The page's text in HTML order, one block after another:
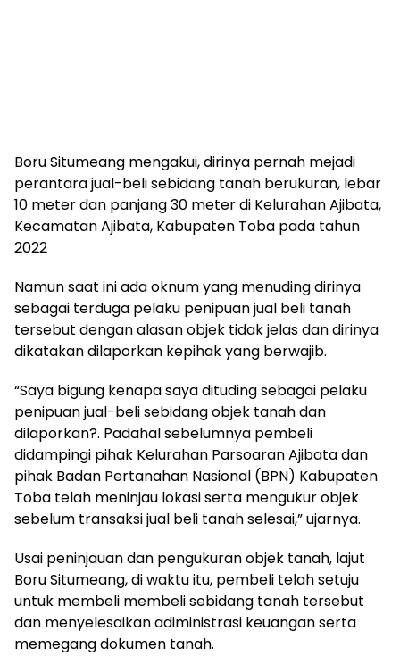
Boru Situmeang mengakui, dirinya pernah mejadi
perantara jual-beli sebidang tanah berukuran, lebar
10 meter dan panjang 30 meter di Kelurahan Ajibata,
Kecamatan Ajibata, Kabupaten Toba pada tahun
2022
Namun saat ini ada oknum yang menuding dirinya
sebagai terduga pelaku penipuan jual beli tanah
tersebut dengan alasan objek tidak jelas dan dirinya
dikatakan dilaporkan kepihak yang berwajib.
“Saya bigung kenapa saya dituding sebagai pelaku
penipuan jual-beli sebidang objek tanah dan
dilaporkan?. Padahal sebelumnya pembeli
didampingi pihak Kelurahan Parsoaran Ajibata dan
pihak Badan Pertanahan Nasional (BPN) Kabupaten
Toba telah meninjau lokasi serta mengukur objek
sebelum transaksi jual beli tanah selesai,” ujarnya.
Usai peninjauan dan pengukuran objek tanah, lajut
Boru Situmeang, di waktu itu, pembeli telah setuju
untuk membeli membeli sebidang tanah tersebut
dan menyelesaikan adiministrasi keuangan serta
memegang dokumen tanah.